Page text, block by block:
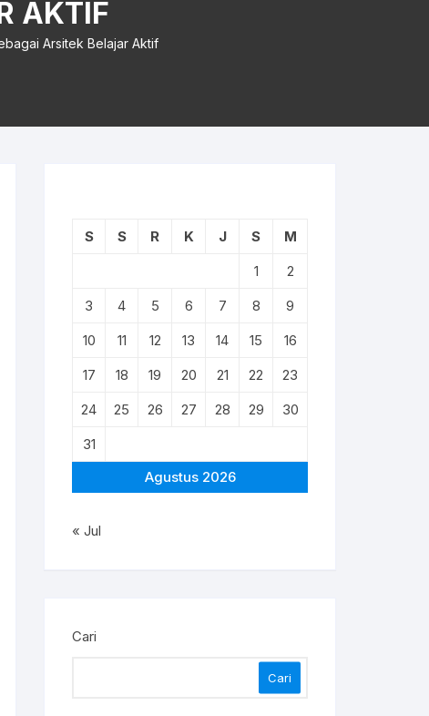
AKTIF
Arsitek Belajar Aktif
Agustus 2026
S S R K J S
M
1
2
3
4 5 6 7 8
9
10
11 12 13 14 15
16
17
18 19 20 21 22
23
24
25 26 27 28 29
30
31
« Jul
Cari
Cari